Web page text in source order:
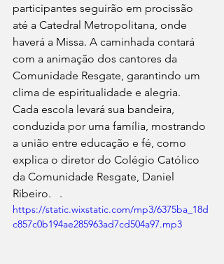
participantes seguirão em procissão
até a Catedral Metropolitana, onde
haverá a Missa. A caminhada contará
com a animação dos cantores da
Comunidade Resgate, garantindo um
clima de espiritualidade e alegria.
Cada escola levará sua bandeira,
conduzida por uma família, mostrando
a união entre educação e fé, como
explica o diretor do Colégio Católico
da Comunidade Resgate, Daniel
Ribeiro.   .
https://static.wixstatic.com/mp3/6375ba_18d
c857c0b194ae285963ad7cd504a97.mp3